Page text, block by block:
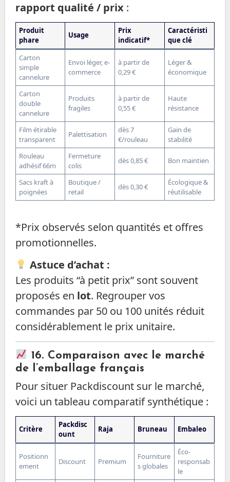
rapport qualité / prix:
Produit
phare
Usage
Prix
indicatif*
Caractéristi
que clé
Carton
simple
cannelure
Envoi léger, e-
commerce
à partir de
0,29 €
Léger &
économique
Carton
double
cannelure
Produits
fragiles
à partir de
0,55 €
Haute
résistance
Film étirable
transparent
Palettisation
dès 7
€/rouleau
Gain de
stabilité
Rouleau
adhésif 66m
Fermeture
colis
dès 0,85 € Bon maintien
Sacs kraft à
poignées
Boutique /
retail
dès 0,30 €
Écologique &
réutilisable
*Prix observés selon quantités et offres
promotionnelles.
Astuce d’achat :
Les produits “à petit prix” sont souvent
proposés en lot. Regrouper vos
commandes par 50 ou 100 unités réduit
considérablement le prix unitaire.
16. Comparaison avec le marché
de l’emballage français
Pour situer Packdiscount sur le marché,
voici un tableau comparatif synthétique :
Critère
Packdisc
ount
Raja Bruneau Embaleo
Positionn
ement
Discount Premium
Fourniture
s globales
Éco-
responsab
le